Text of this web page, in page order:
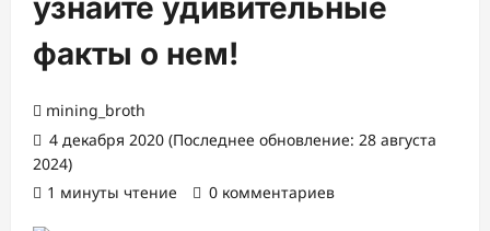
узнайте удивительные
факты о нем!
mining_broth
4 декабря 2020 (Последнее обновление: 28 августа
2024)
1 минуты чтение
0 комментариев